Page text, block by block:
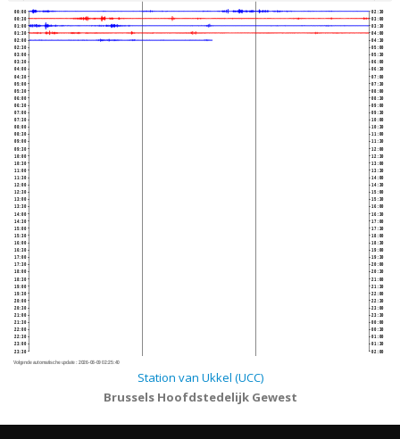
00:00
00:30
01:00
01:30
02:00
02:30
03:00
03:30
04:00
04:30
05:00
05:30
06:00
06:30
07:00
07:30
08:00
08:30
09:00
09:30
10:00
10:30
11:00
11:30
12:00
12:30
13:00
13:30
14:00
14:30
15:00
15:30
16:00
16:30
17:00
17:30
18:00
18:30
19:00
19:30
20:00
20:30
21:00
21:30
22:00
22:30
23:00
23:30
02:30
03:00
03:30
04:00
04:30
05:00
05:30
06:00
06:30
07:00
07:30
08:00
08:30
09:00
09:30
10:00
10:30
11:00
11:30
12:00
12:30
13:00
13:30
14:00
14:30
15:00
15:30
16:00
16:30
17:00
17:30
18:00
18:30
19:00
19:30
20:00
20:30
21:00
21:30
22:00
22:30
23:00
23:30
00:00
00:30
01:00
01:30
02:00
Volgende automatische update : 2026-08-09 02:25:40
Station van Ukkel (UCC)
Brussels Hoofdstedelijk Gewest